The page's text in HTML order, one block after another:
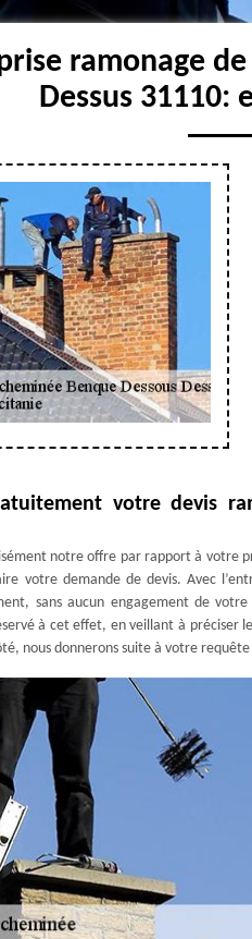
ramonage
Dessus 31110:
votre devis
notre offre par rapport à votre
votre demande de devis. Avec
sans aucun engagement de
à cet effet, en veillant à préciser
nous donnerons suite à votre requête